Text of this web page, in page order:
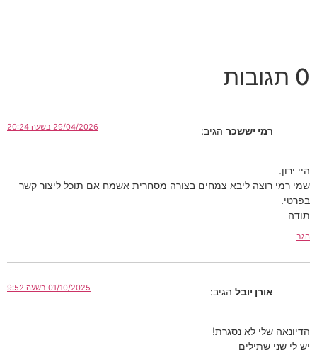
0 תגובות
רמי יששכר הגיב: 29/04/2026 בשעה 20:24
היי ירון.
שמי רמי רוצה ליבא צמחים בצורה מסחרית אשמח אם תוכל ליצור קשר
בפרטי.
תודה
הגב
אורן יובל הגיב: 01/10/2025 בשעה 9:52
הדיונאה שלי לא נסגרת!
יש לי שני שתילים